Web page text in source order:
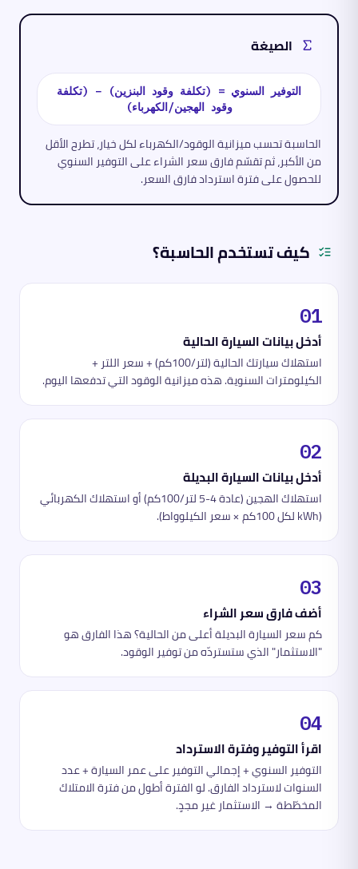
الصيغة
التوفير السنوي = (تكلفة وقود البنزين) − (تكلفة
وقود الهجين/الكهرباء)
الحاسبة تحسب ميزانية الوقود/الكهرباء لكل خيار، تطرح الأقل
من الأكبر، ثم تقسّم فارق سعر الشراء على التوفير السنوي
للحصول على فترة استرداد فارق السعر.
كيف تستخدم الحاسبة؟
01
أدخل بيانات السيارة الحالية
استهلاك سيارتك الحالية (لتر/100كم) + سعر اللتر +
الكيلومترات السنوية. هذه ميزانية الوقود التي تدفعها اليوم.
02
أدخل بيانات السيارة البديلة
استهلاك الهجين (عادة 4-5 لتر/100كم) أو استهلاك الكهربائي
(kWh لكل 100كم × سعر الكيلوواط).
03
أضف فارق سعر الشراء
كم سعر السيارة البديلة أعلى من الحالية؟ هذا الفارق هو
"الاستثمار" الذي ستستردّه من توفير الوقود.
04
اقرأ التوفير وفترة الاسترداد
التوفير السنوي + إجمالي التوفير على عمر السيارة + عدد
السنوات لاسترداد الفارق. لو الفترة أطول من فترة الامتلاك
المخطّطة → الاستثمار غير مجدٍ.